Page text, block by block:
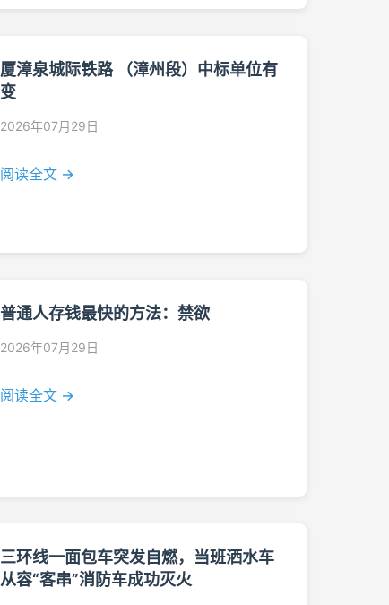
厦漳泉城际铁路 （漳州段）中标单位有
变
2026年07月29日
阅读全文 →
普通人存钱最快的方法：禁欲
2026年07月29日
阅读全文 →
三环线一面包车突发自燃，当班洒水车
从容“客串”消防车成功灭火